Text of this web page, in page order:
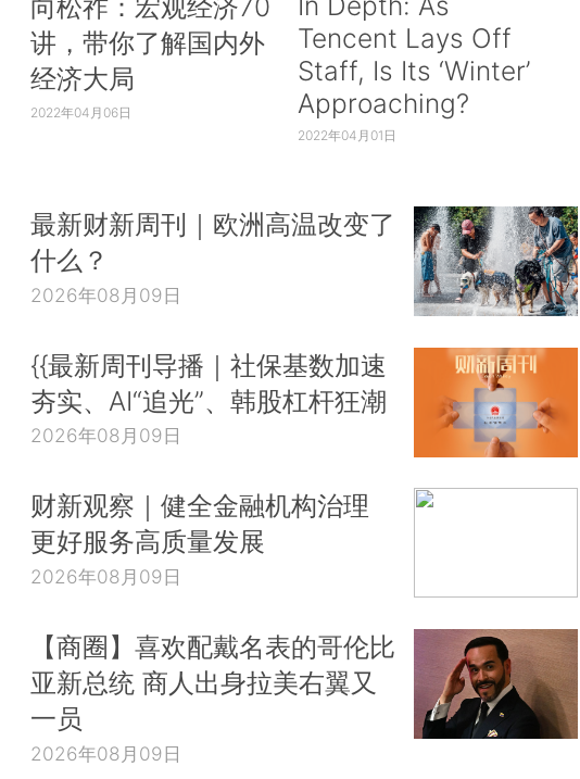
讲，带你了解国内外
经济大局
2022年04月06日
Tencent Lays Off
Staff, Is Its ‘Winter’
Approaching?
2022年04月01日
最新财新周刊｜欧洲高温改变了
什么？
2026年08月09日
{{最新周刊导播｜社保基数加速
夯实、AI“追光”、韩股杠杆狂潮
2026年08月09日
财新观察｜健全金融机构治理
更好服务高质量发展
2026年08月09日
【商圈】喜欢配戴名表的哥伦比
亚新总统 商人出身拉美右翼又
一员
2026年08月09日